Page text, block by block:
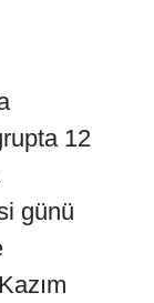
12
günü